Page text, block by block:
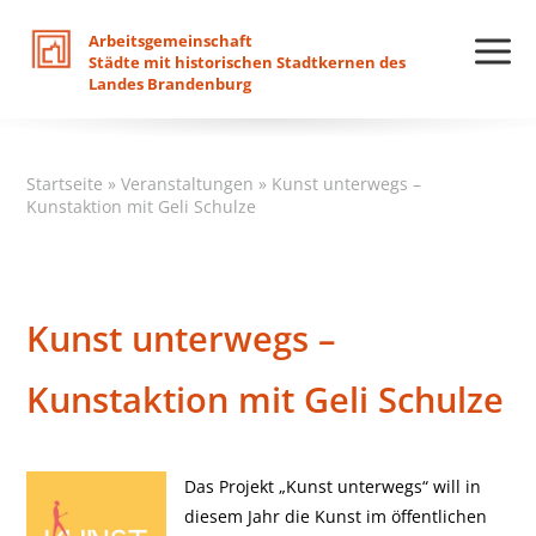
Arbeitsgemeinschaft
Städte mit historischen Stadtkernen des
Landes Brandenburg
Startseite »Veranstaltungen » Kunst unterwegs –
Kunstaktion mit Geli Schulze
Kunst unterwegs –
Kunstaktion mit Geli Schulze
Das Projekt „Kunst unterwegs“ will in
diesem Jahr die Kunst im öffentlichen